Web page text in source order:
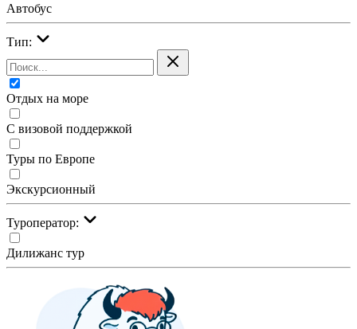
Автобус
Тип:
Отдых на море
С визовой поддержкой
Туры по Европе
Экскурсионный
Туроператор:
Дилижанс тур